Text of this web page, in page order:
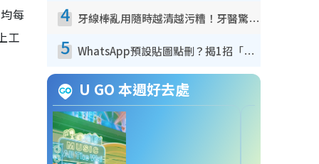
每
工
4 牙線棒亂用隨時越清越污糟！牙醫驚揭盲目過戶細菌恐致蛀牙：呢種先係日常真保養
5 WhatsApp預設貼圖點刪？揭1招「反向操作」還原簡潔介面 附3步實測教學
U GO 本週好去處